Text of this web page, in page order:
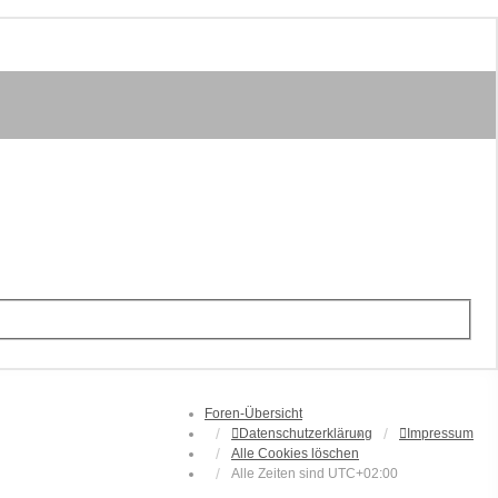
Foren-Übersicht
Datenschutzerklärung
Impressum
Alle Cookies löschen
Alle Zeiten sind UTC+02:00